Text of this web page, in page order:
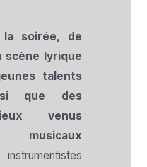
soirée, de
scène lyrique
talents
que des
venus